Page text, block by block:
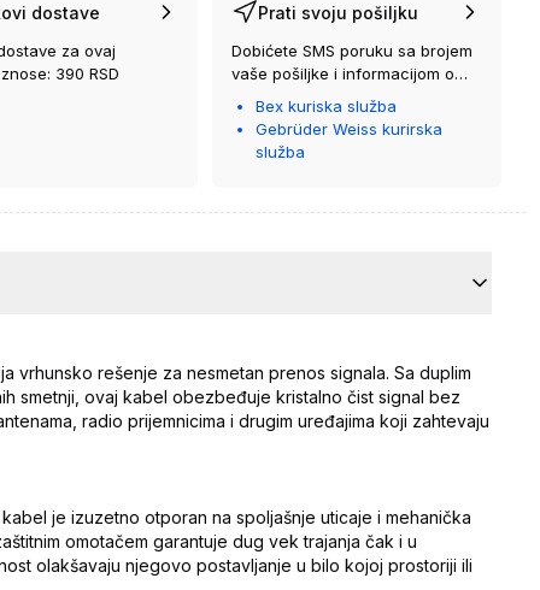
dostave
za ovaj
390 RSD
Prati svoju pošiljku
Dobićete SMS poruku sa brojem
vaše pošiljke i informacijom o
kurirskoj službi koja će vam je
Bex kuriska služba
Gebrüder Weiss kurirska
služba
vrhunsko rešenje za nesmetan prenos signala. Sa duplim
smetnji, ovaj kabel obezbeđuje kristalno čist signal bez
radio prijemnicima i drugim uređajima koji zahtevaju
je izuzetno otporan na spoljašnje uticaje i mehanička
omotačem garantuje dug vek trajanja čak i u
olakšavaju njegovo postavljanje u bilo kojoj prostoriji ili